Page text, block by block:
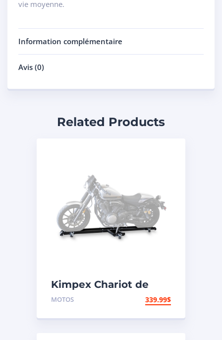
vie moyenne.
Information complémentaire
Avis (0)
Related Products
Kimpex Chariot de
moto à profil bas 1250
MOTOS 339.99$